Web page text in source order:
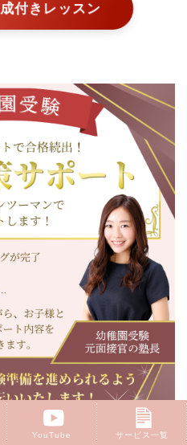
付きレッスン
YouTube サービス一覧